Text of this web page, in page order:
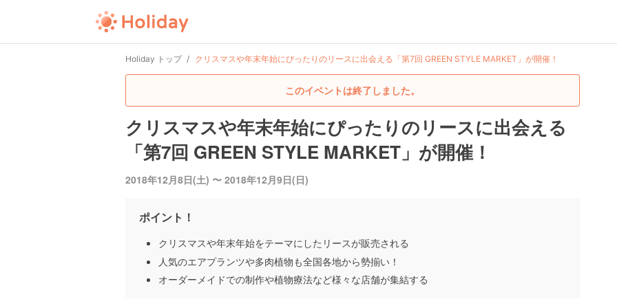
Holiday トップ クリスマスや年末年始にぴったりのリースに出会える「第7回 GREEN STYLE MARKET」が開催！
このイベントは終了しました。
クリスマスや年末年始にぴったりのリースに出会える
「第7回 GREEN STYLE MARKET」が開催！
2018年12月8日(土) 〜 2018年12月9日(日)
ポイント！
クリスマスや年末年始をテーマにしたリースが販売される
人気のエアプランツや多肉植物も全国各地から勢揃い！
オーダーメイドでの制作や植物療法など様々な店舗が集結する